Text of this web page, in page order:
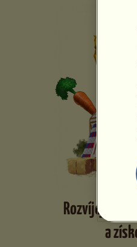
Rozvíjejte své
a